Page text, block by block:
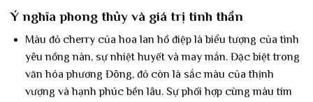
Ý nghĩa phong thủy và giá trị tinh thần
Màu đỏ cherry của hoa lan hồ điệp là biểu tượng của tình
yêu nồng nàn, sự nhiệt huyết và may mắn. Đặc biệt trong
văn hóa phương Đông, đỏ còn là sắc màu của thịnh
vượng và hạnh phúc bền lâu. Sự phối hợp cùng màu tím